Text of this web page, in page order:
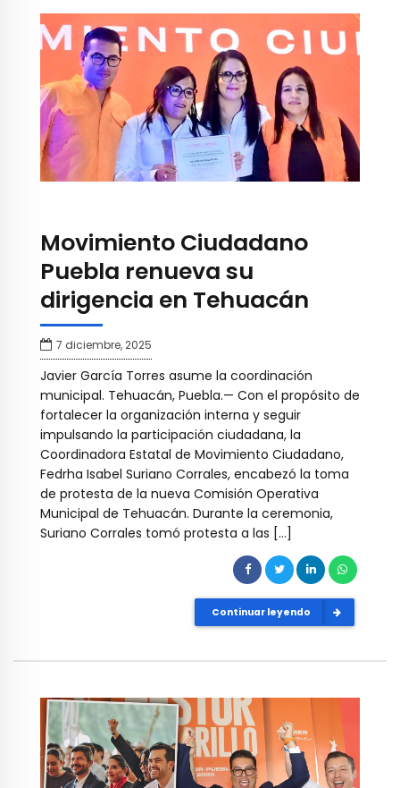
Movimiento Ciudadano
Puebla renueva su
dirigencia en Tehuacán
7 diciembre, 2025
Javier García Torres asume la coordinación
municipal. Tehuacán, Puebla.— Con el propósito de
fortalecer la organización interna y seguir
impulsando la participación ciudadana, la
Coordinadora Estatal de Movimiento Ciudadano,
Fedrha Isabel Suriano Corrales, encabezó la toma
de protesta de la nueva Comisión Operativa
Municipal de Tehuacán. Durante la ceremonia,
Suriano Corrales tomó protesta a las […]
Continuar leyendo